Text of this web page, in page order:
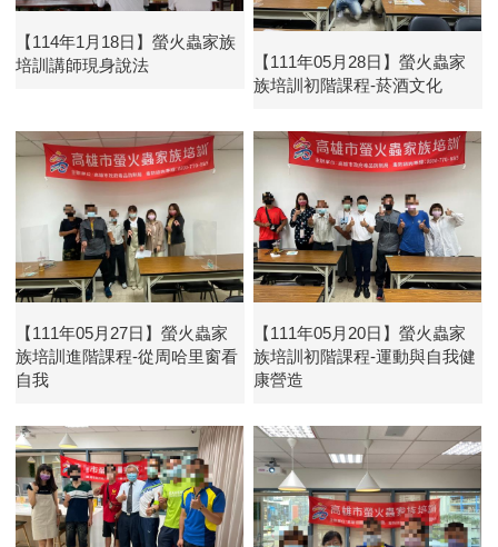
【114年1月18日】螢火蟲家族
培訓講師現身說法
【111年05月28日】螢火蟲家
族培訓初階課程-菸酒文化
【111年05月27日】螢火蟲家
族培訓進階課程-從周哈里窗看
自我
【111年05月20日】螢火蟲家
族培訓初階課程-運動與自我健
康營造